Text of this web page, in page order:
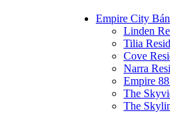
Empire City Bán
Linden
Tilia
Cove
Narra
Empire
The
The